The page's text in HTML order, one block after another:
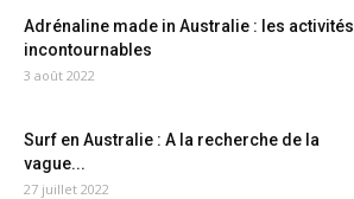
Adrénaline made in Australie : les activités
incontournables
3 août 2022
Surf en Australie : A la recherche de la
vague...
27 juillet 2022